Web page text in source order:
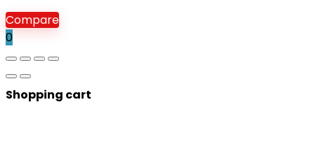
Compare
0
Shopping cart